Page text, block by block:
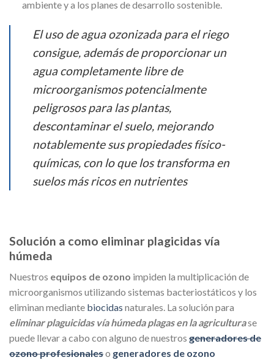
ambiente y a los planes de desarrollo sostenible.
El uso de agua ozonizada para el riego
consigue, además de proporcionar un
agua completamente libre de
microorganismos potencialmente
peligrosos para las plantas,
descontaminar el suelo, mejorando
notablemente sus propiedades físico-
químicas, con lo que los transforma en
suelos más ricos en nutrientes
Solución a como eliminar plagicidas vía
húmeda
Nuestros equipos de ozono impiden la multiplicación de
microorganismos utilizando sistemas bacteriostáticos y los
eliminan mediante biocidas naturales. La solución para
eliminar plaguicidas vía húmeda plagas en la agriculturase
puede llevar a cabo con alguno de nuestros generadores de
ozono profesionaleso generadores de ozono